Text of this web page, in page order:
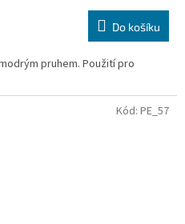
Do košíku
pruhem. Použití pro
Kód: PE_57